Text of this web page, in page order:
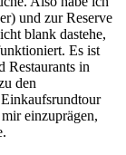
und zur Reserve
blank dastehe,
Es ist
Restaurants in
den
einzuprägen,